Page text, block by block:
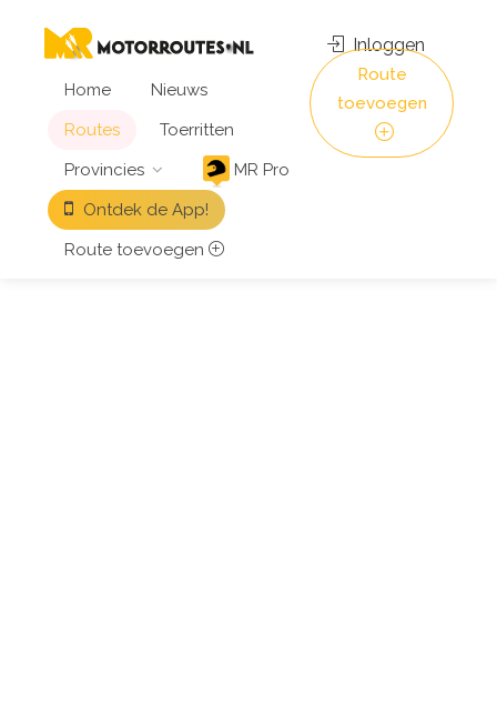
Home
Nieuws
Routes
Toerritten
Provincies
MR Pro
Ontdek de App!
Route toevoegen
Inloggen
Route
toevoegen